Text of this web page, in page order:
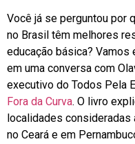
Você já se perguntou por
no Brasil têm melhores
educação básica?
em uma conversa com
executivo do Todos Pela
Fora da Curva. O livro
localidades consideradas
no Ceará e em